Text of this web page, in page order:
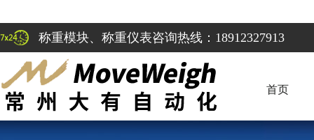
称重模块、称重仪表咨询热线：18912327913
首页